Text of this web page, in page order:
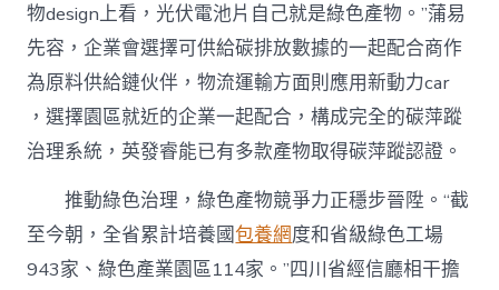
物design上看，光伏電池片自己就是綠色產物。”蒲易
先容，企業會選擇可供給碳排放數據的一起配合商作
為原料供給鏈伙伴，物流運輸方面則應用新動力car
，選擇園區就近的企業一起配合，構成完全的碳萍蹤
治理系統，英發睿能已有多款產物取得碳萍蹤認證。
推動綠色治理，綠色產物競爭力正穩步晉陞。“截
至今朝，全省累計培養國包養網度和省級綠色工場
943家、綠色產業園區114家。”四川省經信廳相干擔